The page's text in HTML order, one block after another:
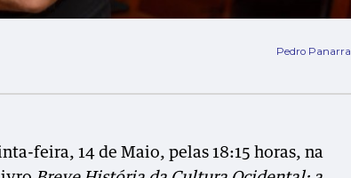
Pedro Panarra
feira, 14 de Maio, pelas 18:15 horas, na